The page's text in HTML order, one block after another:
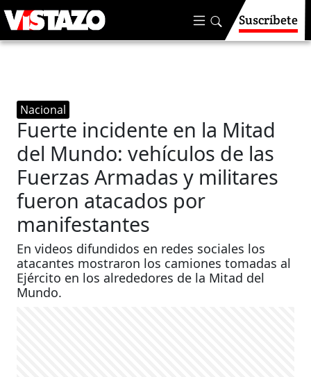
Suscríbete
Nacional
Fuerte incidente en la Mitad
del Mundo: vehículos de las
Fuerzas Armadas y militares
fueron atacados por
manifestantes
En videos difundidos en redes sociales los
atacantes mostraron los camiones tomadas al
Ejército en los alrededores de la Mitad del
Mundo.